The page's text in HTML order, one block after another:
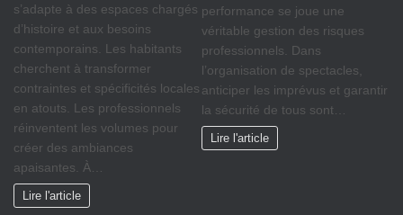
s’adapte à des espaces chargés
d’histoire et aux besoins
contemporains. Les habitants
cherchent à transformer
contraintes et spécificités locales
en atouts. Les professionnels
réinventent les volumes pour
créer des ambiances
apaisantes. À…
Lire l'article
performance se joue une
véritable gestion des risques
professionnels. Dans
l’organisation de spectacles,
anticiper les imprévus et garantir
la sécurité de tous sont…
Lire l'article